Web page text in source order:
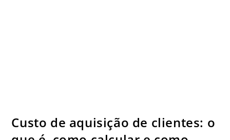
Custo de aquisição de clientes: o